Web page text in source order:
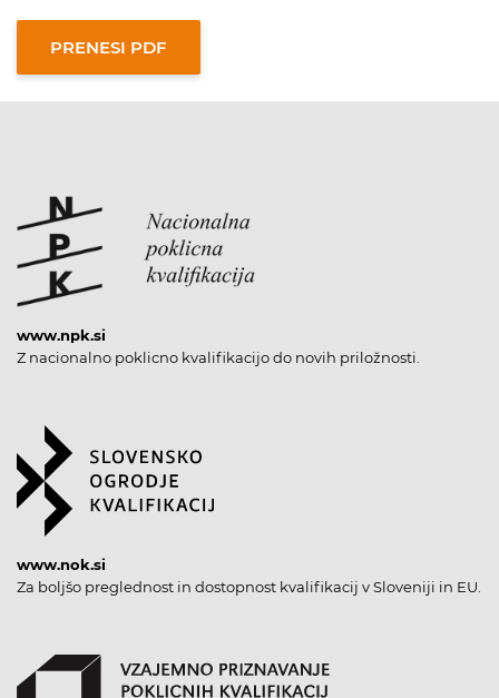
www.npk.si
Z nacionalno poklicno kvalifikacijo do novih priložnosti.
www.nok.si
Za boljšo preglednost in dostopnost kvalifikacij v Sloveniji in EU.